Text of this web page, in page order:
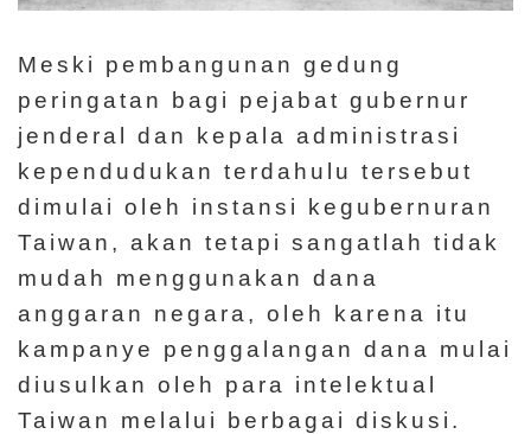
Meski pembangunan gedung
peringatan bagi pejabat gubernur
jenderal dan kepala administrasi
kependudukan terdahulu tersebut
dimulai oleh instansi kegubernuran
Taiwan, akan tetapi sangatlah tidak
mudah menggunakan dana
anggaran negara, oleh karena itu
kampanye penggalangan dana mulai
diusulkan oleh para intelektual
Taiwan melalui berbagai diskusi.